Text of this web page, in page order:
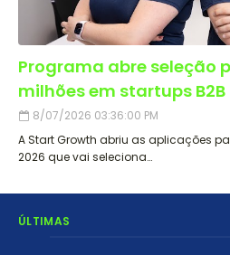
Programa abre seleção
milhões em startups B2B
8/07/2026 03:36:00 PM
A Start Growth abriu as aplicações
2026 que vai seleciona…
ÚLTIMAS